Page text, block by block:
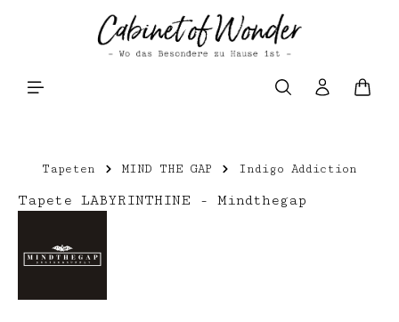
Zum Hauptinhalt springen
Tapeten MIND THE GAP Indigo Addiction
Tapete LABYRINTHINE - Mindthegap